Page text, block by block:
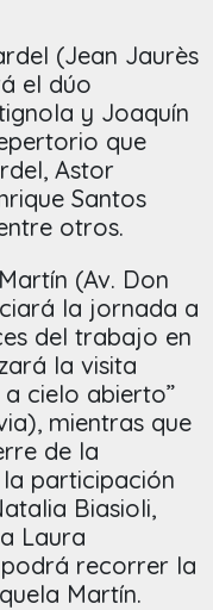
(Jean Jaurès
el dúo
y Joaquín
que
Astor
Santos
otros.
(Av. Don
la jornada a
del trabajo en
la visita
cielo abierto”
mientras que
de la
la participación
Biasioli,
Laura
podrá recorrer la
Martín.